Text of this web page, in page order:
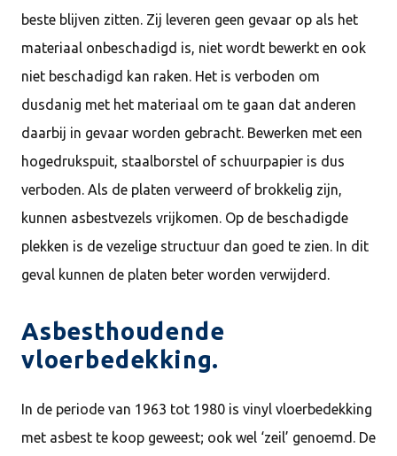
beste blijven zitten. Zij leveren geen gevaar op als het
materiaal onbeschadigd is, niet wordt bewerkt en ook
niet beschadigd kan raken. Het is verboden om
dusdanig met het materiaal om te gaan dat anderen
daarbij in gevaar worden gebracht. Bewerken met een
hogedrukspuit, staalborstel of schuurpapier is dus
verboden. Als de platen verweerd of brokkelig zijn,
kunnen asbestvezels vrijkomen. Op de beschadigde
plekken is de vezelige structuur dan goed te zien. In dit
geval kunnen de platen beter worden verwijderd.
Asbesthoudende
vloerbedekking.
In de periode van 1963 tot 1980 is vinyl vloerbedekking
met asbest te koop geweest; ook wel ‘zeil’ genoemd. De